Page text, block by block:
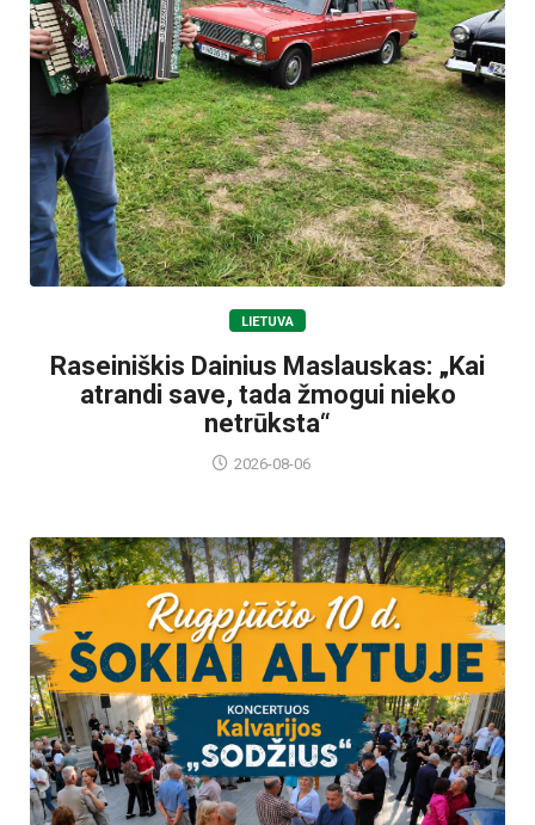
LIETUVA
Raseiniškis Dainius Maslauskas: „Kai
atrandi save, tada žmogui nieko
netrūksta“
2026-08-06